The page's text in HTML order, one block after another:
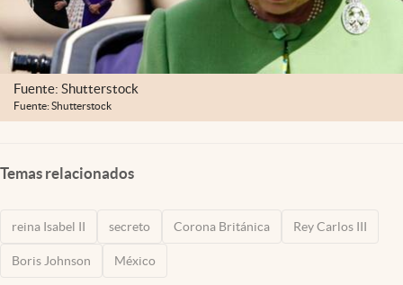
Fuente: Shutterstock
Fuente: Shutterstock
Temas relacionados
reina Isabel II secreto Corona Británica Rey Carlos III
Boris Johnson México